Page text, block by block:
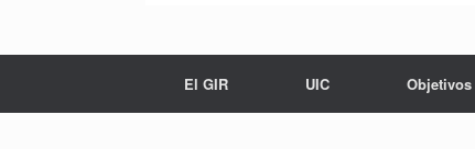
El GIR UIC Objetivos